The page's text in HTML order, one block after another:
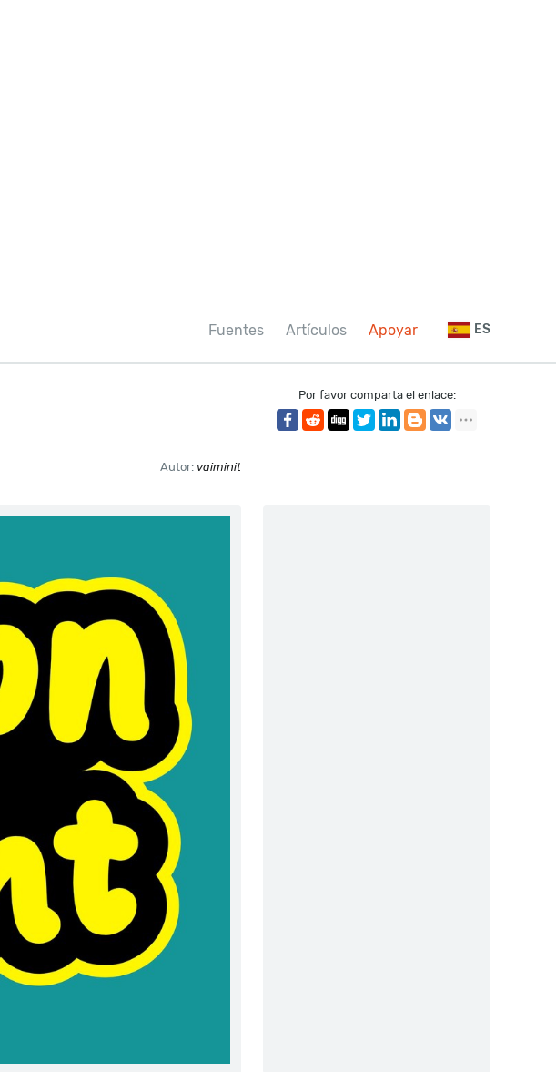
Fuentes Artículos Apoyar ES
Autor: vaiminit
Por favor comparta el enlace: